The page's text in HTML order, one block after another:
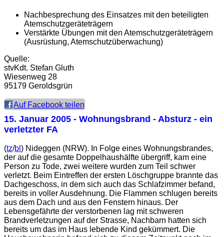
Nachbesprechung des Einsatzes mit den beteiligten
Atemschutzgeräteträgern
Verstärkte Übungen mit den Atemschutzgeräteträgern
(Ausrüstung, Atemschutzüberwachung)
Quelle:
stvKdt. Stefan Gluth
Wiesenweg 28
95179 Geroldsgrün
Auf Facebook teilen
15. Januar 2005 - Wohnungsbrand - Absturz - ein
verletzter FA
(tz/bl ) Nideggen (NRW). In Folge eines Wohnungsbrandes,
der auf die gesamte Doppelhaushälfte übergriff, kam eine
Person zu Tode, zwei weitere wurden zum Teil schwer
verletzt. Beim Eintreffen der ersten Löschgruppe brannte das
Dachgeschoss, in dem sich auch das Schlafzimmer befand,
bereits in voller Ausdehnung. Die Flammen schlugen bereits
aus dem Dach und aus den Fenstern hinaus. Der
Lebensgefährte der verstorbenen lag mit schweren
Brandverletzungen auf der Strasse, Nachbarn hatten sich
bereits um das im Haus lebende Kind gekümmert. Die